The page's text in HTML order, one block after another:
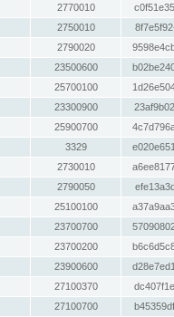
2770010
2750010
2790020
23500600
25700100
23300900
25900700
3329
2730010
2790050
25100100
23700700
23700200
23900600
27100370
27100700